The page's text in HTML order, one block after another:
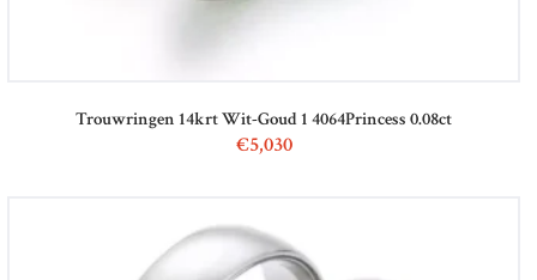
Trouwringen 14krt Wit-Goud 1 4064Princess 0.08ct
€5,030